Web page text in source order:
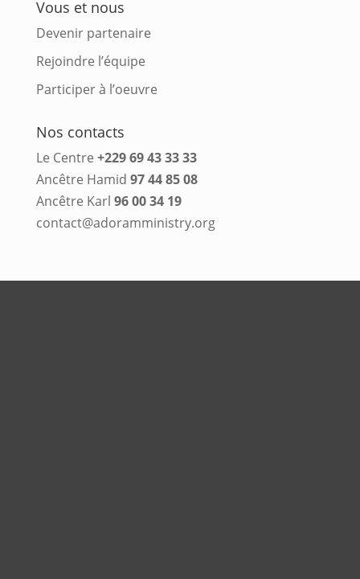
Vous et nous
Devenir partenaire
Rejoindre l’équipe
Participer à l’oeuvre
Nos contacts
Le Centre +229 69 43 33 33
Ancêtre Hamid 97 44 85 08
Ancêtre Karl 96 00 34 19
contact@adoramministry.org